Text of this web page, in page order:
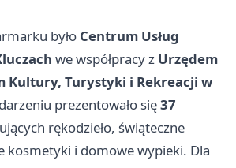
było Centrum Usług
we współpracy z Urzędem
Kultury, Turystyki i Rekreacji w
prezentowało się37
rękodzieło, świąteczne
kosmetyki i domowe wypieki. Dla